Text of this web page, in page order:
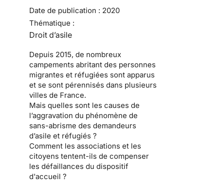
Date de publication : 2020
Thématique :
Droit d’asile
Depuis 2015, de nombreux
campements abritant des personnes
migrantes et réfugiées sont apparus
et se sont pérennisés dans plusieurs
villes de France.
Mais quelles sont les causes de
l’aggravation du phénomène de
sans-abrisme des demandeurs
d’asile et réfugiés ?
Comment les associations et les
citoyens tentent-ils de compenser
les défaillances du dispositif
d'accueil ?